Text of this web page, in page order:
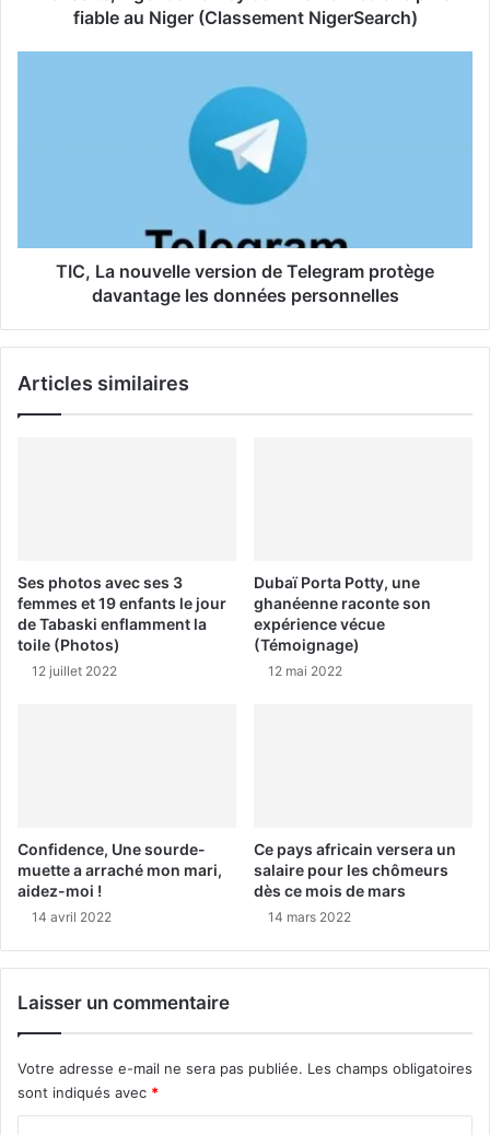
fiable au Niger (Classement NigerSearch)
TIC, La nouvelle version de Telegram protège
davantage les données personnelles
Articles similaires
Ses photos avec ses 3
femmes et 19 enfants le jour
de Tabaski enflamment la
toile (Photos)
12 juillet 2022
Dubaï Porta Potty, une
ghanéenne raconte son
expérience vécue
(Témoignage)
12 mai 2022
Confidence, Une sourde-
muette a arraché mon mari,
aidez-moi !
14 avril 2022
Ce pays africain versera un
salaire pour les chômeurs
dès ce mois de mars
14 mars 2022
Laisser un commentaire
Votre adresse e-mail ne sera pas publiée. Les champs obligatoires
sont indiqués avec *